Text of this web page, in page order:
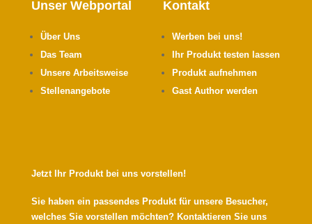
Unser Webportal
Über Uns
Das Team
Unsere Arbeitsweise
Stellenangebote
Kontakt
Werben bei uns!
Ihr Produkt testen lassen
Produkt aufnehmen
Gast Author werden
Jetzt Ihr Produkt bei uns vorstellen!
Sie haben ein passendes Produkt für unsere Besucher,
welches Sie vorstellen möchten? Kontaktieren Sie uns